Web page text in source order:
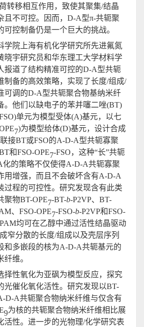
转移相互作用，致使其聚集/结晶
且不可控。因而，D-A型π-共轭聚
可控制备仍是一个巨大的挑战。
学院上海有机化学研究所先进氟氮
晓宇研究员和华东理工大学材料学
报道了结构精准可控的D-A型共轭
制备的高效策略，实现了长度/组成/
可调的D-A型共轭聚合物基纳米纤
。他们以缺电子的苯并噻二唑(BT)
单元为模型受体(A)基元，以七
7)为模型给体(D)基元，设计合成
接BT或FSO的A-D-A型共轭寡聚
和FSO-OPE7-FSO，这种“长”共轭
化的策略不仅使得A-D-A共轭寡聚
用增强，而且不会破坏含有A-D-A
过程的可控性。研究发现含有此类
聚物BT-OPE7-BT-b-P2VP、BT-
、FSO-OPE7-FSO-b-P2VP和FSO-
均可在乙醇中通过活性结晶驱动
窄分散的长度/组成以及壳层序列
和多嵌段的核为A-D-A共轭基元的
维。
择性氧化为亚砜为模型反应，探究
光催化氧化活性。研究发现以BT-
D-A共轭聚合物纳米纤维与仅含有
9为核的共轭聚合物纳米纤维相比展
活性。进一步的光物理/化学研究表